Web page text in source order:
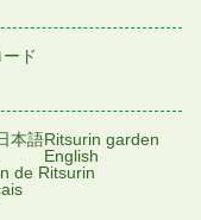
ド
本語Ritsurin garden
English
de Ritsurin